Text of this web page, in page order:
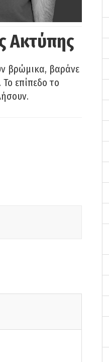
Ακτύπης
βρώμικα, βαράνε
επίπεδο το